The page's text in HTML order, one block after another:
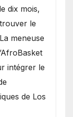
dix mois,
le
meneuse
intégrer le
de Los